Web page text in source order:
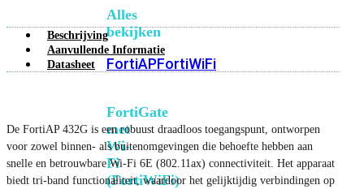
Alles
bekijken
FortiAPFortiWiFi
FortiGate
met
Wi-
Fi
(FortiWiFi)
Beschrijving
Aanvullende Informatie
Datasheet
De FortiAP 432G is een robuust draadloos toegangspunt, ontworpen
voor zowel binnen- als buitenomgevingen die behoefte hebben aan
snelle en betrouwbare Wi-Fi 6E (802.11ax) connectiviteit. Het apparaat
biedt tri-band functionaliteit, waardoor het gelijktijdig verbindingen op